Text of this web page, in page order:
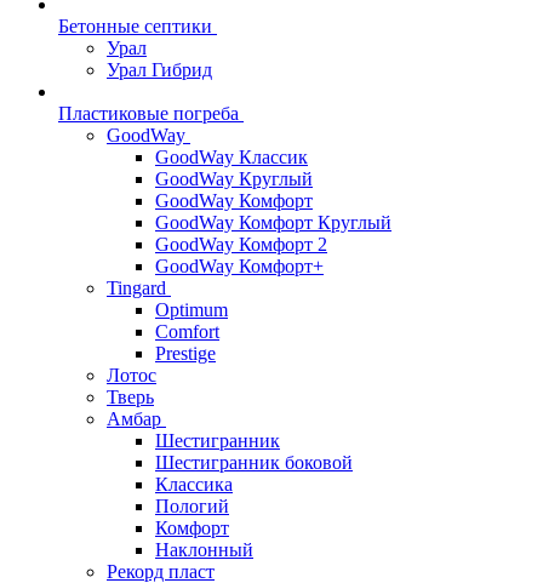
Бетонные септики
Урал
Урал Гибрид
Пластиковые погреба
GoodWay
GoodWay Классик
GoodWay Круглый
GoodWay Комфорт
GoodWay Комфорт Круглый
GoodWay Комфорт 2
GoodWay Комфорт+
Tingard
Optimum
Comfort
Prestige
Лотос
Тверь
Амбар
Шестигранник
Шестигранник боковой
Классика
Пологий
Комфорт
Наклонный
Рекорд пласт